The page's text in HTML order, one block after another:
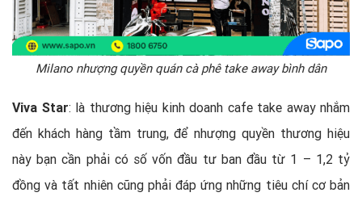
Milano nhượng quyền quán cà phê take away bình dân
Viva Star: là thương hiệu kinh doanh cafe take away nhắm
đến khách hàng tầm trung, để nhượng quyền thương hiệu
này bạn cần phải có số vốn đầu tư ban đầu từ 1 – 1,2 tỷ
đồng và tất nhiên cũng phải đáp ứng những tiêu chí cơ bản